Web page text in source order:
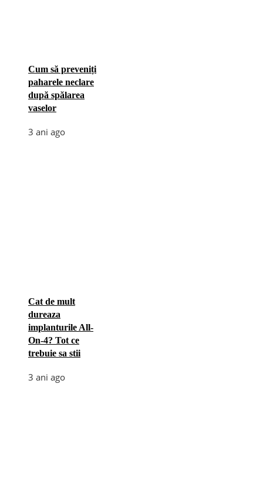
Cum să preveniți
paharele neclare
după spălarea
vaselor
3 ani ago
Cat de mult
dureaza
implanturile All-
On-4? Tot ce
trebuie sa stii
3 ani ago